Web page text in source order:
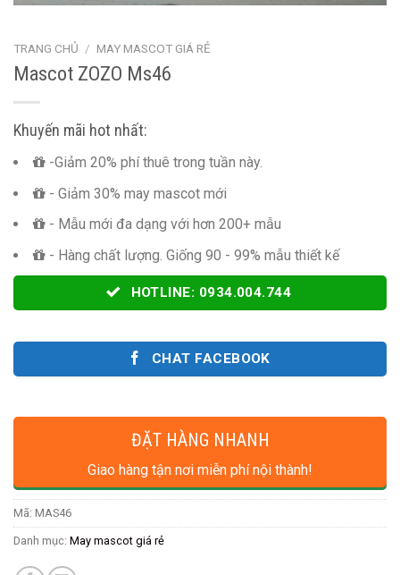
TRANG CHỦ / MAY MASCOT GIÁ RẺ
Mascot ZOZO Ms46
Khuyến mãi hot nhất:
-Giảm 20% phí thuê trong tuần này.
- Giảm 30% may mascot mới
- Mẫu mới đa dạng với hơn 200+ mẫu
- Hàng chất lượng. Giống 90 - 99% mẫu thiết kế
HOTLINE: 0934.004.744
CHAT FACEBOOK
ĐẶT HÀNG NHANH
Giao hàng tận nơi miễn phí nội thành!
Mã: MAS46
Danh mục: May mascot giá rẻ